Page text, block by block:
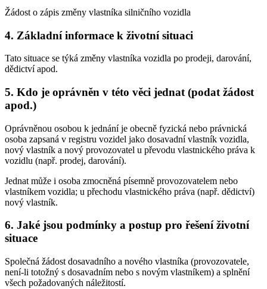
Žádost o zápis změny vlastníka silničního vozidla
4. Základní informace k životní situaci
Tato situace se týká změny vlastníka vozidla po prodeji, darování,
dědictví apod.
5. Kdo je oprávněn v této věci jednat (podat žádost
apod.)
Oprávněnou osobou k jednání je obecně fyzická nebo právnická
osoba zapsaná v registru vozidel jako dosavadní vlastník vozidla,
nový vlastník a nový provozovatel u převodu vlastnického práva k
vozidlu (např. prodej, darování).
Jednat může i osoba zmocněná písemně provozovatelem nebo
vlastníkem vozidla; u přechodu vlastnického práva (např. dědictví)
nový vlastník.
6. Jaké jsou podmínky a postup pro řešení životní
situace
Společná žádost dosavadního a nového vlastníka (provozovatele,
není-li totožný s dosavadním nebo s novým vlastníkem) a splnění
všech požadovaných náležitostí.